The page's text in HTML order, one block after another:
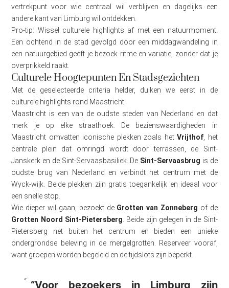
vertrekpunt voor wie centraal wil verblijven en dagelijks een
andere kant van Limburg wil ontdekken.
Pro-tip: Wissel culturele highlights af met een natuurmoment.
Een ochtend in de stad gevolgd door een middagwandeling in
een natuurgebied geeft je bezoek ritme en variatie, zonder dat je
overprikkeld raakt.
Culturele Hoogtepunten En Stadsgezichten
Met de geselecteerde criteria helder, duiken we eerst in de
culturele highlights rond Maastricht.
Maastricht is een van de oudste steden van Nederland en dat
merk je op elke straathoek. De bezienswaardigheden in
Maastricht omvatten iconische plekken zoals hetVrijthof, het
centrale plein dat omringd wordt door terrassen, de Sint-
Janskerk en de Sint-Servaasbasiliek. De Sint-Servaasbrug is de
oudste brug van Nederland en verbindt het centrum met de
Wyck-wijk. Beide plekken zijn gratis toegankelijk en ideaal voor
een snelle stop.
Wie dieper wil gaan, bezoekt de Grotten van Zonneberg of de
Grotten Noord Sint-Pietersberg. Beide zijn gelegen in de Sint-
Pietersberg net buiten het centrum en bieden een unieke
ondergrondse beleving in de mergelgrotten. Reserveer vooraf,
want groepen worden begeleid en de tijdslots zijn beperkt.
“Voor bezoekers in Limburg zijn